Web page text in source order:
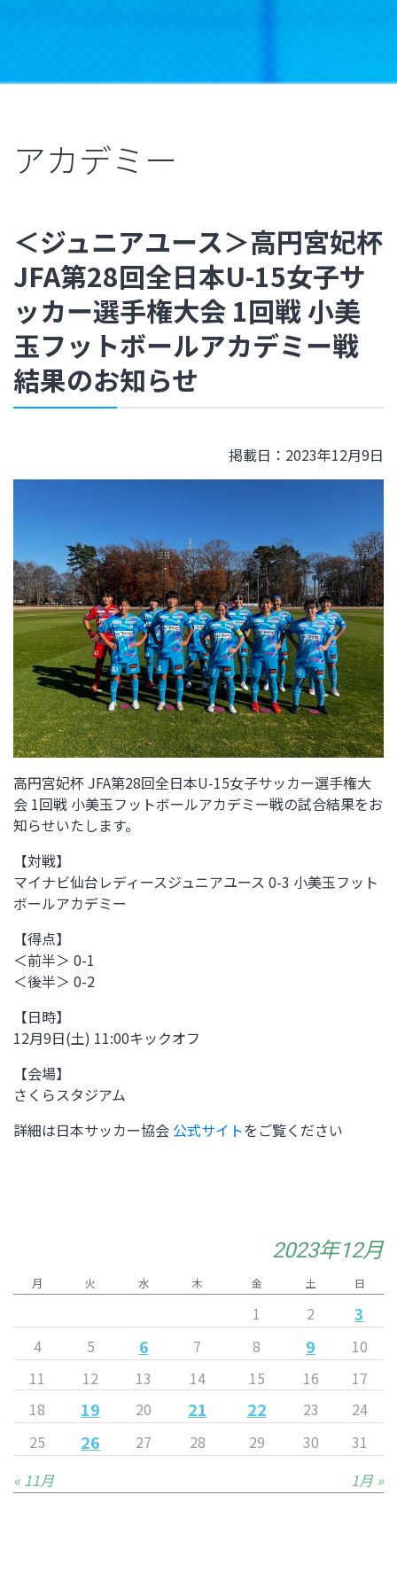
アカデミー
＜ジュニアユース＞高円宮妃杯
JFA第28回全日本U-15女子サ
ッカー選手権大会 1回戦 小美
玉フットボールアカデミー戦
結果のお知らせ
掲載日：2023年12月9日
高円宮妃杯 JFA第28回全日本U-15女子サッカー選手権大
会 1回戦 小美玉フットボールアカデミー戦の試合結果をお
知らせいたします。
【対戦】
マイナビ仙台レディースジュニアユース 0-3 小美玉フット
ボールアカデミー
【得点】
＜前半＞ 0-1
＜後半＞ 0-2
【日時】
12月9日(土) 11:00キックオフ
【会場】
さくらスタジアム
詳細は日本サッカー協会 公式サイトをご覧ください
2023年12月
月 火 水 木 金 土 日
1 2 3
4 5 6 7 8 9
10
11
12 13 14 15 16
17
18
19 20 21 22 23
24
25
26 27 28 29 30
31
« 11月
1月 »